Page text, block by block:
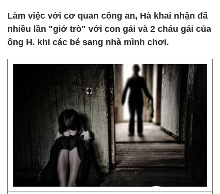
Làm việc với cơ quan công an, Hà khai nhận đã
nhiều lần "giở trò" với con gái và 2 cháu gái của
ông H. khi các bé sang nhà mình chơi.